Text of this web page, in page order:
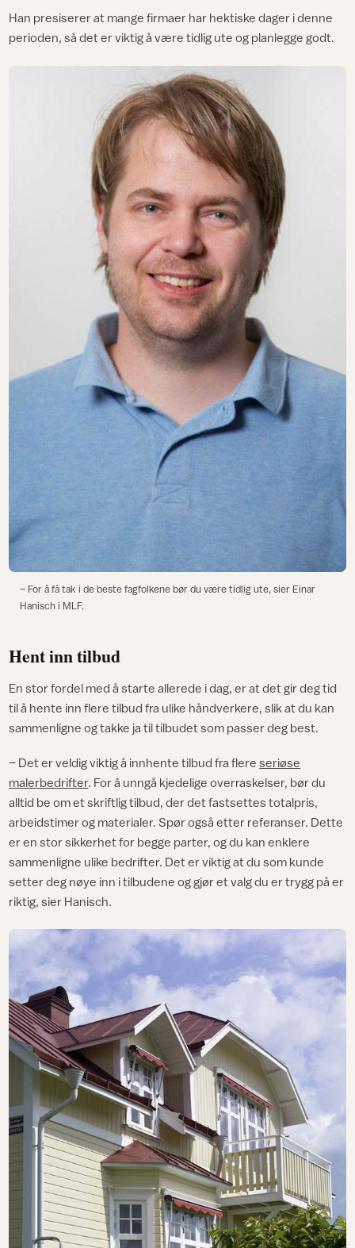
Han presiserer at mange firmaer har hektiske dager i denne
perioden, så det er viktig å være tidlig ute og planlegge godt.
– For å få tak i de beste fagfolkene bør du være tidlig ute, sier Einar
Hanisch i MLF.
Hent inn tilbud
En stor fordel med å starte allerede i dag, er at det gir deg tid
til å hente inn flere tilbud fra ulike håndverkere, slik at du kan
sammenligne og takke ja til tilbudet som passer deg best.
– Det er veldig viktig å innhente tilbud fra flereseriøse
malerbedrifter. For å unngå kjedelige overraskelser, bør du
alltid be om et skriftlig tilbud, der det fastsettes totalpris,
arbeidstimer og materialer. Spør også etter referanser. Dette
er en stor sikkerhet for begge parter, og du kan enklere
sammenligne ulike bedrifter. Det er viktig at du som kunde
setter deg nøye inn i tilbudene og gjør et valg du er trygg på er
riktig, sier Hanisch.